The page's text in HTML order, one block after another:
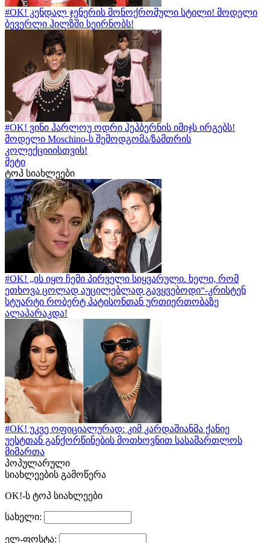
#OK! კენდალ ჯენერის მონოქრომული სტილი! მოდელი
ბევერლი ჰილზში სეირნობს!
#OK! ვინი ჰარლოუ ოდრი ჰეპბერნის იმიჯს ირგებს!
მოდელი Moschino-ს შემოდგომა/ზამთრის
კოლექციიისთვის!
მეტი
ტოპ სიახლეები
#OK! „ის იყო ჩემი პირველი სიყვარული. ხელი, რომ
ეთხოვა ცოლად აუცილებლად გავყვებოდი“-კრისტენ
სტუარტი რობერტ პატისონთან ურთიერთობაზე
ალაპარაკდა!
#OK! უკვე ოფიციალურად: კიმ კარდაშიანმა ქანიე
უესტთან განქორწინების მოთხოვნით სასამართლოს
მიმართა
პოპულარული
სიახლეების გამოწერა
OK!-ს ტოპ სიახლეები
სახელი:
ელ-ფოსტა: